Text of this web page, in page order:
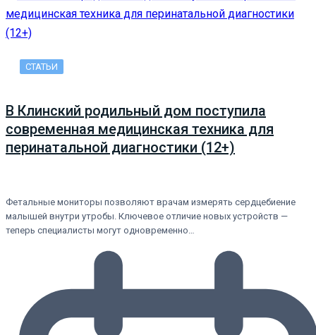
СТАТЬИ
В Клинский родильный дом поступила
современная медицинская техника для
перинатальной диагностики (12+)
Фетальные мониторы позволяют врачам измерять сердцебиение
малышей внутри утробы. Ключевое отличие новых устройств —
теперь специалисты могут одновременно…